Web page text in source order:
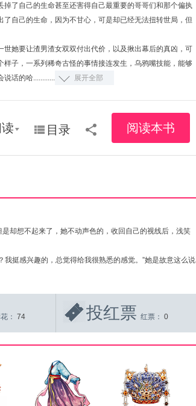
掉了自己的生命甚至还害得自己最重要的哥哥们和那个偏执
了自己的生命，因为不甘心，可是却已经无法扭转世局，但
世她要让渣男渣女双双付出代价，以及揪出幕后的真凶，可
样子，一系列稀奇古怪的事情接连发生，乌鸦嘴技能，能够
话的哈............
展开全部
目录 阅读本书
却想不起来了，她不动声色的，收回自己的视线后，浅笑
挺感兴趣的，总觉得给我很熟悉的感觉。”她是故意这么说
花：74 投红票 红票： 0